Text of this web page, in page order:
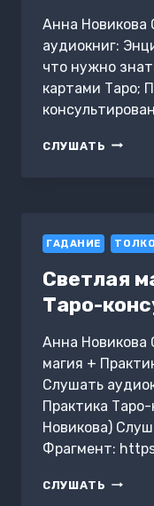
Анна Новикова
аудиокниг:
что нужно
картами Таро;
СЛУШАТЬ
ГАДАНИЕ
Светлая
Таро-
Анна Новикова
магия +
Слушать
Практика
Новикова)
Фрагмент:
СЛУШАТЬ